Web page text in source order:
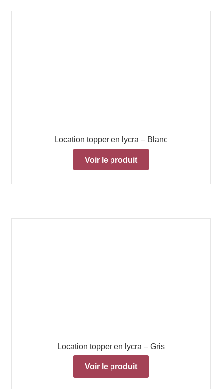
Location topper en lycra – Blanc
Voir le produit
Location topper en lycra – Gris
Voir le produit